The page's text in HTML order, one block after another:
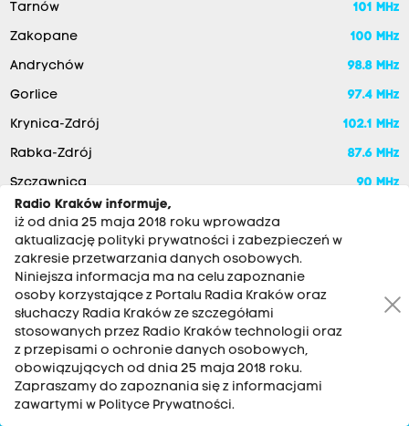
Tarnów 101 MHz
Zakopane 100 MHz
Andrychów 98.8 MHz
Gorlice 97.4 MHz
Krynica-Zdrój 102.1 MHz
Rabka-Zdrój 87.6 MHz
Szczawnica 90 MHz
Nowy Sącz
RADIO KRAKÓW SA. Aleja Juliusza Słowackiego 22, 30-007
Kraków
Radio Kraków informuje,
iż od dnia 25 maja 2018 roku wprowadza
aktualizację polityki prywatności i zabezpieczeń w
zakresie przetwarzania danych osobowych.
Niniejsza informacja ma na celu zapoznanie
osoby korzystające z Portalu Radia Kraków oraz
słuchaczy Radia Kraków ze szczegółami
stosowanych przez Radio Kraków technologii oraz
z przepisami o ochronie danych osobowych,
obowiązujących od dnia 25 maja 2018 roku.
Zapraszamy do zapoznania się z informacjami
zawartymi w Polityce Prywatności.